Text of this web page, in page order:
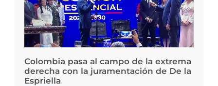
Colombia pasa al campo de la extrema
derecha con la juramentación de De la
Espriella